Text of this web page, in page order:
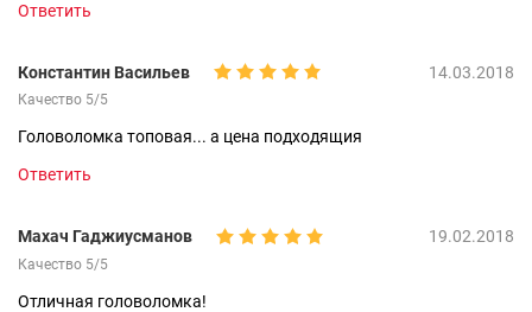
Ответить
Константин Васильев 14.03.2018
Качество 5/5
Головоломка топовая... а цена подходящия
Ответить
Махач Гаджиусманов 19.02.2018
Качество 5/5
Отличная головоломка!